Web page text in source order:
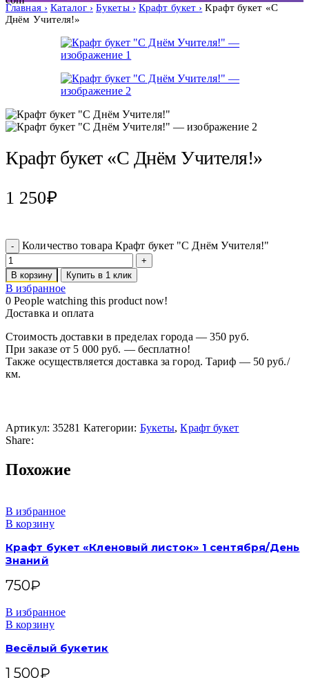
Главная Каталог Букеты Крафт букет
Крафт букет «С
Днём Учителя!»
Крафт букет «С Днём Учителя!»
1 250₽
Количество товара Крафт букет "С Днём Учителя!"
В корзину Купить в 1 клик
В избранное
0 People watching this product now!
Доставка и оплата
Стоимость доставки в пределах города — 350 руб.
При заказе от 5 000 руб. — бесплатно!
Также осуществляется доставка за город. Тариф — 50 руб./
км.
Артикул: 35281 Категории: Букеты, Крафт букет
Share:
Похожие
В избранное
В корзину
Крафт букет «Кленовый листок» 1 сентября/День
Знаний
750₽
В избранное
В корзину
Весёлый букетик
1 500₽